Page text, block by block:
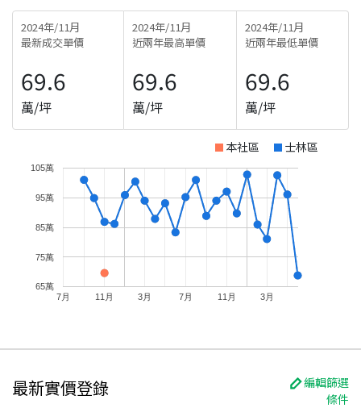
2024年/11月
最新成交單價
69.6
萬/坪
2024年/11月
近兩年最高單價
69.6
萬/坪
2024年/11月
近兩年最低單價
69.6
萬/坪
本社區 士林區
7月 11月 3月 7月 11月 3月
65萬
75萬
85萬
95萬
105萬
最新實價登錄
編輯篩選
條件